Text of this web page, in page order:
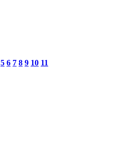
5 6 7 8 9 10 11